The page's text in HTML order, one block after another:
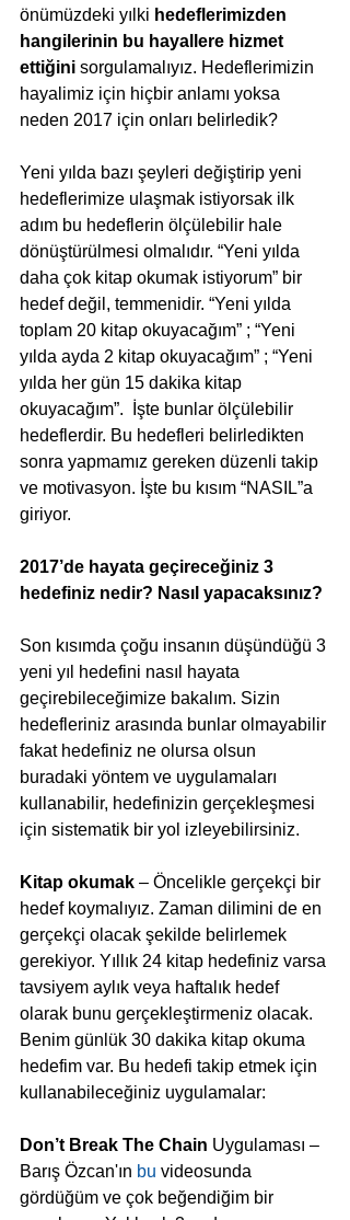
önümüzdeki yılki hedeflerimizden
hangilerinin bu hayallere hizmet
ettiğini sorgulamalıyız. Hedeflerimizin
hayalimiz için hiçbir anlamı yoksa
neden 2017 için onları belirledik?
Yeni yılda bazı şeyleri değiştirip yeni
hedeflerimize ulaşmak istiyorsak ilk
adım bu hedeflerin ölçülebilir hale
dönüştürülmesi olmalıdır. “Yeni yılda
daha çok kitap okumak istiyorum” bir
hedef değil, temmenidir. “Yeni yılda
toplam 20 kitap okuyacağım” ; “Yeni
yılda ayda 2 kitap okuyacağım” ; “Yeni
yılda her gün 15 dakika kitap
okuyacağım”.  İşte bunlar ölçülebilir
hedeflerdir. Bu hedefleri belirledikten
sonra yapmamız gereken düzenli takip
ve motivasyon. İşte bu kısım “NASIL”a
giriyor.
2017’de hayata geçireceğiniz 3
hedefiniz nedir? Nasıl yapacaksınız?
Son kısımda çoğu insanın düşündüğü 3
yeni yıl hedefini nasıl hayata
geçirebileceğimize bakalım. Sizin
hedefleriniz arasında bunlar olmayabilir
fakat hedefiniz ne olursa olsun
buradaki yöntem ve uygulamaları
kullanabilir, hedefinizin gerçekleşmesi
için sistematik bir yol izleyebilirsiniz.
Kitap okumak – Öncelikle gerçekçi bir
hedef koymalıyız. Zaman dilimini de en
gerçekçi olacak şekilde belirlemek
gerekiyor. Yıllık 24 kitap hedefiniz varsa
tavsiyem aylık veya haftalık hedef
olarak bunu gerçekleştirmeniz olacak.
Benim günlük 30 dakika kitap okuma
hedefim var. Bu hedefi takip etmek için
kullanabileceğiniz uygulamalar:
Don’t Break The Chain Uygulaması –
Barış Özcan'ın bu videosunda
gördüğüm ve çok beğendiğim bir